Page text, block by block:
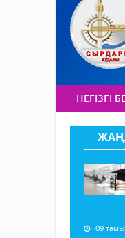
НЕГІЗГІ
09